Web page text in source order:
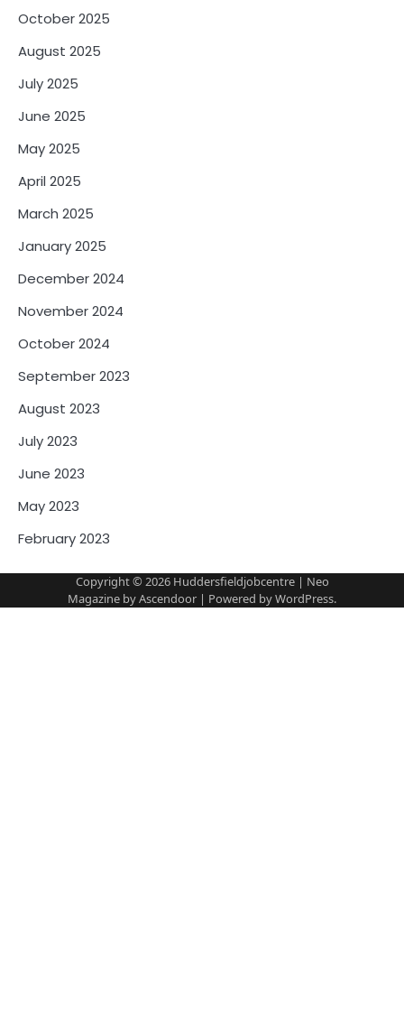
October 2025
August 2025
July 2025
June 2025
May 2025
April 2025
March 2025
January 2025
December 2024
November 2024
October 2024
September 2023
August 2023
July 2023
June 2023
May 2023
February 2023
Copyright © 2026 Huddersfieldjobcentre| Neo
Magazine byAscendoor | Powered byWordPress.